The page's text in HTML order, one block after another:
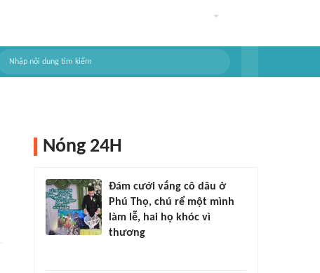
Nóng 24H
Đám cưới vắng cô dâu ở
Phú Thọ, chú rể một mình
làm lễ, hai họ khóc vì
thương